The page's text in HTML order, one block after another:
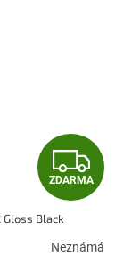
Z
D
A
ZDARMA
Gloss Black
Neznámá